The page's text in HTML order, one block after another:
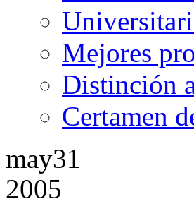
Mejores
Distinción
Certamen
may31
2005